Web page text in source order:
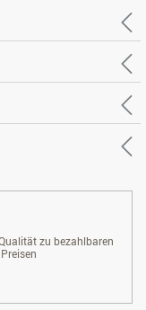
zu bezahlbaren
Preisen